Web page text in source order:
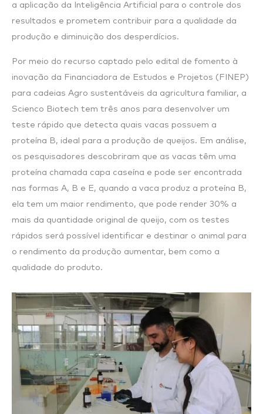
a aplicação da Inteligência Artificial para o controle dos
resultados e prometem contribuir para a qualidade da
produção e diminuição dos desperdícios.
Por meio do recurso captado pelo edital de fomento à
inovação da Financiadora de Estudos e Projetos (FINEP)
para cadeias Agro sustentáveis da agricultura familiar, a
Scienco Biotech tem três anos para desenvolver um
teste rápido que detecta quais vacas possuem a
proteína B, ideal para a produção de queijos. Em análise,
os pesquisadores descobriram que as vacas têm uma
proteína chamada capa caseína e pode ser encontrada
nas formas A, B e E, quando a vaca produz a proteína B,
ela tem um maior rendimento, que pode render 30% a
mais da quantidade original de queijo, com os testes
rápidos será possível identificar e destinar o animal para
o rendimento da produção aumentar, bem como a
qualidade do produto.